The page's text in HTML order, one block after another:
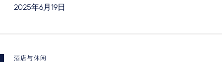
2025年6月19日
酒店与休闲